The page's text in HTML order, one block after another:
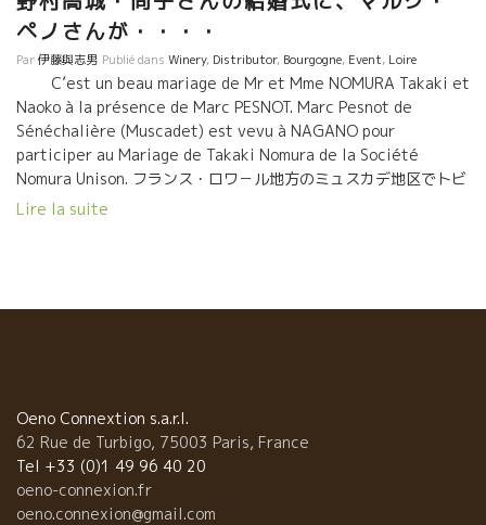
ペノさんが・・・・
Par伊藤與志男 Publié dans Winery, Distributor, Bourgogne, Event, Loire
C’est un beau mariage de Mr et Mme NOMURA Takaki et
Naoko à la présence de Marc PESNOT. Marc Pesnot de
Sénéchalière (Muscadet) est vevu à NAGANO pour
participer au Mariage de Takaki Nomura de la Société
Nomura Unison. フランス・ロワ－ル地方のミュスカデ地区でトビ
ッキリ美味しいワインを醸すセネシャリエール醸造の ペノさんと
Pouilly Fumé プイィフュメの銘醸 Alexandre Banアレキサンド
ル・バン。 ★ Bourgogneブルゴーニュの名醸造家Philippe
Pacaletフィリップ・パカレの Pommard 1er Cru. 本当
に素晴らしい結婚式でした。 私はフランスに住んでいるのであま
り日本の結婚式に参加する機会が少ないのですが、 こんなに素晴
Lire la suite
Oeno Connextion s.a.r.l.
62 Rue de Turbigo, 75003 Paris, France
Tel +33 (0)1 49 96 40 20
oeno-connexion.fr
oeno.connexion@gmail.com